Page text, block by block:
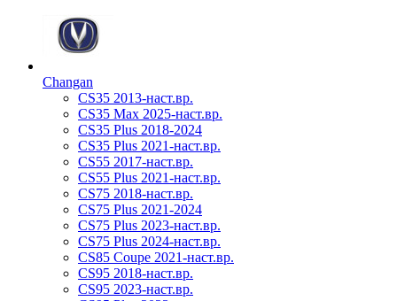
Changan
CS35 2013-наст.вр.
CS35 Max 2025-наст.вр.
CS35 Plus 2018-2024
CS35 Plus 2021-наст.вр.
CS55 2017-наст.вр.
CS55 Plus 2021-наст.вр.
CS75 2018-наст.вр.
CS75 Plus 2021-2024
CS75 Plus 2023-наст.вр.
CS75 Plus 2024-наст.вр.
CS85 Coupe 2021-наст.вр.
CS95 2018-наст.вр.
CS95 2023-наст.вр.